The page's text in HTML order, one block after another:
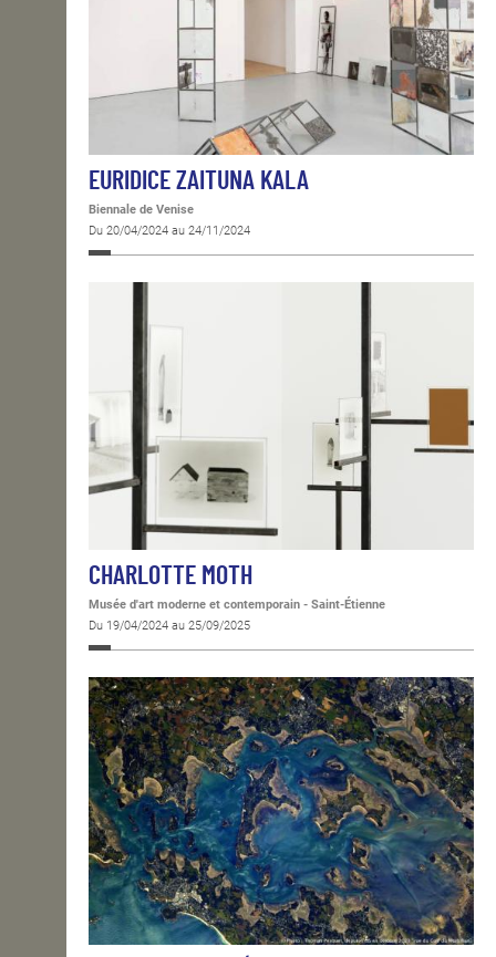
EURIDICE ZAITUNA KALA
Biennale de Venise
Du 20/04/2024 au 24/11/2024
CHARLOTTE MOTH
Musée d'art moderne et contemporain - Saint-Étienne
Du 19/04/2024 au 25/09/2025